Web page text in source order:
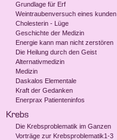
Grundlage für Erf
Weintraubenversuch eines kunden
Cholesterin - Lüge
Geschichte der Medizin
Energie kann man nicht zerstören
Die Heilung durch den Geist
Alternativmedizin
Medizin
Daskalos Elementale
Kraft der Gedanken
Enerprax Patienteninfos
Die Krebsproblematik im Ganzen
Vorträge zur Krebsproblematik1-3